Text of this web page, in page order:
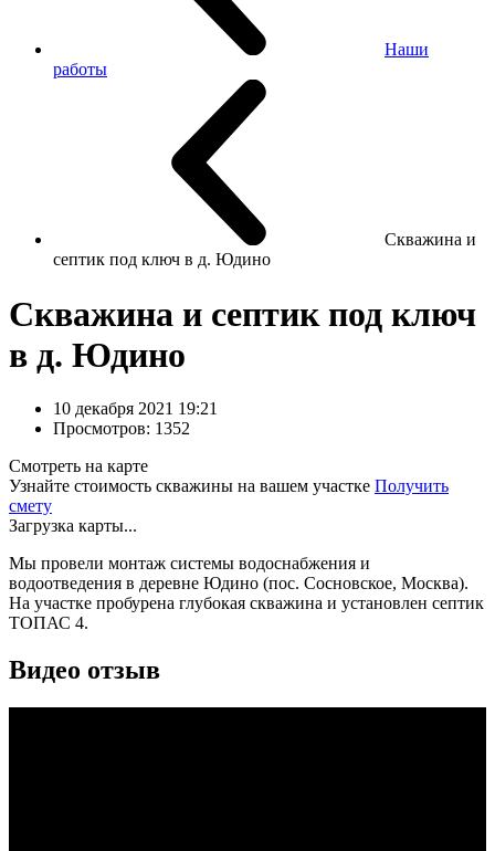
Наши
работы
Скважина и
септик под ключ в д. Юдино
Скважина и септик под ключ
в д. Юдино
10 декабря 2021 19:21
Просмотров: 1352
Смотреть на карте
Узнайте стоимость скважины на вашем участке Получить
смету
Загрузка карты...
Мы провели монтаж системы водоснабжения и
водоотведения в деревне Юдино (пос. Сосновское, Москва).
На участке пробурена глубокая скважина и установлен септик
ТОПАС 4.
Видео отзыв